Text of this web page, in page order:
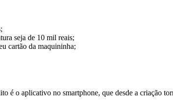
seja de 10 mil reais;
cartão da maquininha;
é o aplicativo no smartphone, que desde a criação